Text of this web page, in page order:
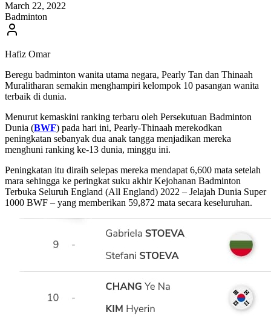
March 22, 2022
Badminton
Hafiz Omar
Beregu badminton wanita utama negara, Pearly Tan dan Thinaah
Muralitharan semakin menghampiri kelompok 10 pasangan wanita
terbaik di dunia.
Menurut kemaskini ranking terbaru oleh Persekutuan Badminton
Dunia (BWF) pada hari ini, Pearly-Thinaah merekodkan
peningkatan sebanyak dua anak tangga menjadikan mereka
menghuni ranking ke-13 dunia, minggu ini.
Peningkatan itu diraih selepas mereka mendapat 6,600 mata setelah
mara sehingga ke peringkat suku akhir Kejohanan Badminton
Terbuka Seluruh England (All England) 2022 – Jelajah Dunia Super
1000 BWF – yang memberikan 59,872 mata secara keseluruhan.